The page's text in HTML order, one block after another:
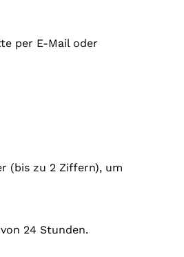
per E-Mail oder
(bis zu 2 Ziffern), um
24 Stunden.